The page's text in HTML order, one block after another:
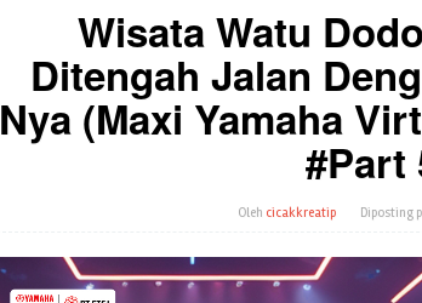
Wisata Watu
Ditengah Jalan
Nya (Maxi Yamaha
#Part
Oleh cicakkreatip Diposting